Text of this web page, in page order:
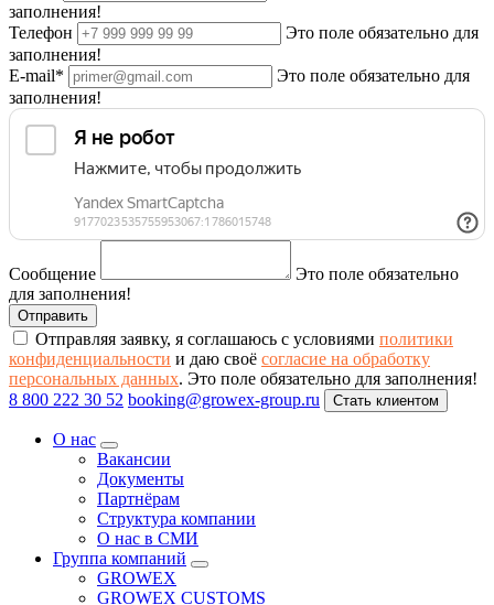
заполнения!
Телефон
Это поле обязательно для
заполнения!
E-mail*
Это поле обязательно для
заполнения!
Сообщение
Это поле обязательно
для заполнения!
Отправляя заявку, я соглашаюсь с условиями политики
конфиденциальности и даю своё согласие на обработку
персональных данных. Это поле обязательно для заполнения!
8 800 222 30 52 booking@growex-group.ru Стать клиентом
О нас
Вакансии
Документы
Партнёрам
Структура компании
О нас в СМИ
Группа компаний
GROWEX
GROWEX CUSTOMS